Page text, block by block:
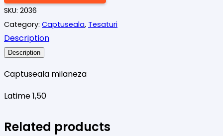
galben
miere
SKU: 2036
Category: Captuseala, Tesaturi
Description
Description
Captuseala milaneza
Latime 1,50
Related products